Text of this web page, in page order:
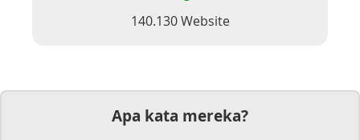
140.130 Website
Apa kata mereka?